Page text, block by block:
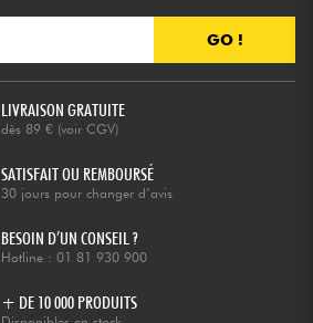
GO !
LIVRAISON GRATUITE
dès 89 € (voir CGV)
SATISFAIT OU REMBOURSÉ
30 jours pour changer d’avis
BESOIN D’UN CONSEIL ?
Hotline : 01 81 930 900
+ DE 10 000 PRODUITS